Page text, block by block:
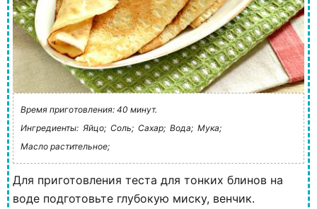
Время приготовления: 40 минут.
Ингредиенты: Яйцо; Соль; Сахар; Вода; Мука;
Масло растительное;
Для приготовления теста для тонких блинов на
воде подготовьте глубокую миску, венчик.